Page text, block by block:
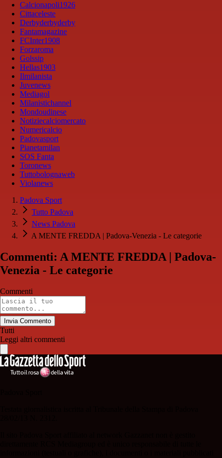
Calcionapoli1926
Cittaceleste
Derbyderbyderby
Fantamagazine
FCInter1908
Forzaroma
Golssip
Hellas1903
Ilmilanista
Juvenews
Mediagol
Milanistichannel
Mondoudinese
Notiziecalciomercato
Numericalcio
Padovasport
Pianetamilan
SOS Fanta
Toronews
Tuttobolognaweb
Violanews
Padova Sport
Tutto Padova
News Padova
A MENTE FREDDA | Padova-Venezia - Le categorie
Commenti: A MENTE FREDDA | Padova-
Venezia - Le categorie
Commenti
Invia Commento
Tutti
Leggi altri commenti